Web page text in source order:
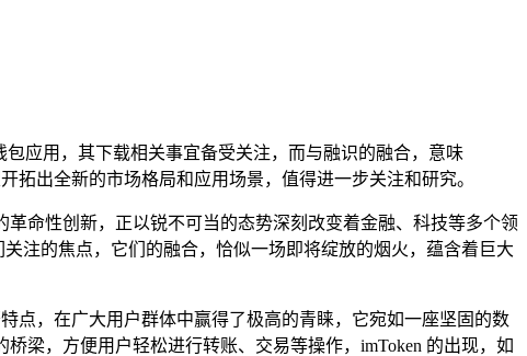
包应用，其下载相关事宜备受关注，而与融识的融合，意味
出全新的市场格局和应用场景，值得进一步关注和研究。
命性创新，正以锐不可当的态势深刻改变着金融、科技等多个领
注的焦点，它们的融合，恰似一场即将绽放的烟火，蕴含着巨大
点，在广大用户群体中赢得了极高的青睐，它宛如一座坚固的数
梁，方便用户轻松进行转账、交易等操作，imToken 的出现，如